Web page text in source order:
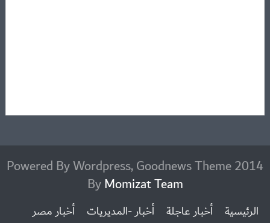
2014 Powered By Wordpress, Goodnews Theme
ByMomizat Team
الرئيسية أخبار عاجلة أخبار -المديريات
أخبار مصر